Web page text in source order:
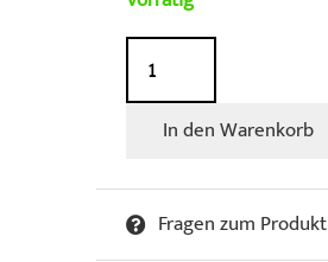
Reiser
rote
Baron
In den Warenkorb
Fragen zum Produkt